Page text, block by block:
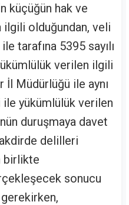
küçüğün hak ve
olduğundan, veli
tarafına 5395 sayılı
verilen ilgili
Müdürlüğü ile aynı
yükümlülük verilen
duruşmaya davet
delilleri
birlikte
sonucu